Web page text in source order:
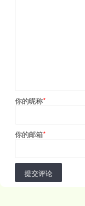
你的昵称*
你的邮箱*
提交评论